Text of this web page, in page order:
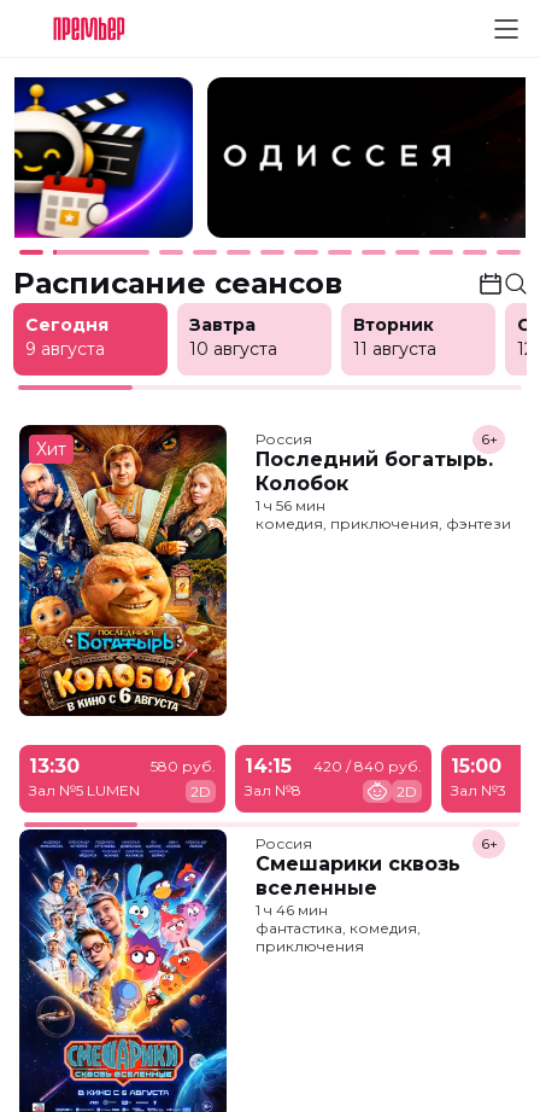
Расписание сеансов
Сегодня
9 августа
Завтра
10 августа
Вторник
11 августа
12
Хит Россия
Последний богатырь.
Колобок
6+
1 ч 56 мин
комедия, приключения, фэнтези
13:30
Зал №5 LUMEN
580 руб.
2D
14:15
Зал №8
420 / 840 руб.
2D
15:00
Зал №3
Россия
Смешарики сквозь
вселенные
6+
1 ч 46 мин
фантастика, комедия,
приключения